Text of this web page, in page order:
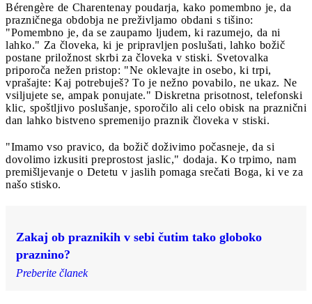
Bérengère de Charentenay poudarja, kako pomembno je, da
prazničnega obdobja ne preživljamo obdani s tišino:
"Pomembno je, da se zaupamo ljudem, ki razumejo, da ni
lahko." Za človeka, ki je pripravljen poslušati, lahko božič
postane priložnost skrbi za človeka v stiski. Svetovalka
priporoča nežen pristop: "Ne oklevajte in osebo, ki trpi,
vprašajte: Kaj potrebuješ? To je nežno povabilo, ne ukaz. Ne
vsiljujete se, ampak ponujate." Diskretna prisotnost, telefonski
klic, spoštljivo poslušanje, sporočilo ali celo obisk na praznični
dan lahko bistveno spremenijo praznik človeka v stiski.
"Imamo vso pravico, da božič doživimo počasneje, da si
dovolimo izkusiti preprostost jaslic," dodaja. Ko trpimo, nam
premišljevanje o Detetu v jaslih pomaga srečati Boga, ki ve za
našo stisko.
Zakaj ob praznikih v sebi čutim tako globoko
praznino?
Preberite članek